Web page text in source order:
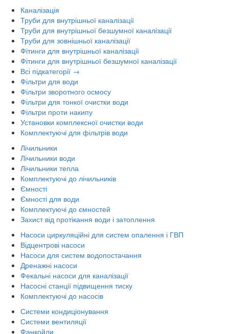
Каналізація
Труби для внутрішньої каналізації
Труби для внутрішньої безшумної каналізації
Труби для зовнішньої каналізації
Фітинги для внутрішньої каналізації
Фітинги для внутрішньої безшумної каналізації
Всі підкатегорії →
Фільтри для води
Фільтри зворотного осмосу
Фільтри для тонкої очистки води
Фільтри проти накипу
Установки комплексної очистки води
Комплектуючі для фільтрів води
Лічильники
Лічильники води
Лічильники тепла
Комплектуючі до лічильників
Ємності
Ємності для води
Комплектуючі до ємностей
Захист від протікання води і затоплення
Насоси циркуляційні для систем опалення і ГВП
Відцентрові насоси
Насоси для систем водопостачання
Дренажні насоси
Фекальні насоси для каналізації
Насосні станції підвищення тиску
Комплектуючі до насосів
Системи кондиціонування
Системи вентиляції
Фанкойли